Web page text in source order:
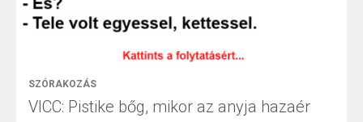
SZÓRAKOZÁS
VICC: Pistike bőg, mikor az anyja hazaér